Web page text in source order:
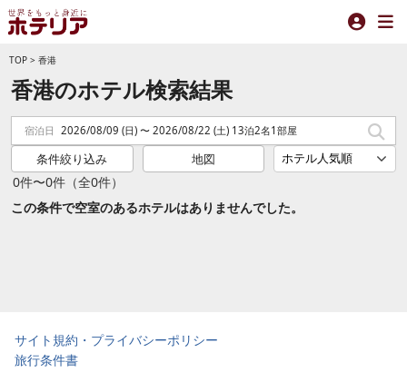
TOP > 香港
香港のホテル検索結果
0件〜0件（全0件）
宿泊日 2026/08/09 (日) 〜 2026/08/22 (土) 13泊2名1部屋
条件絞り込み 地図
この条件で空室のあるホテルはありませんでした。
サイト規約・プライバシーポリシー
旅行条件書